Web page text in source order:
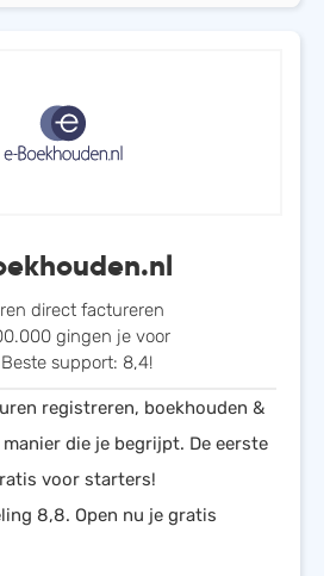
direct factureren
gingen je voor
support: 8,4!
registreren, boekhouden &
die je begrijpt. De eerste
voor starters!
8,8. Open nu je gratis